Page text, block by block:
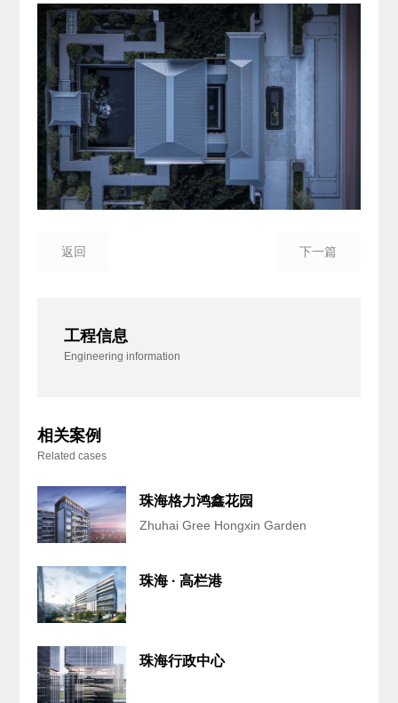
返回 下一篇
工程信息
Engineering information
相关案例
Related cases
珠海格力鸿鑫花园
Zhuhai Gree Hongxin Garden
珠海 · 高栏港
珠海行政中心